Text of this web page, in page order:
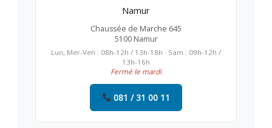
Namur
Chaussée de Marche 645
5100 Namur
Lun, Mer-Ven : 08h-12h / 13h-18h · Sam : 09h-12h /
13h-16h
Fermé le mardi
081 / 31 00 11